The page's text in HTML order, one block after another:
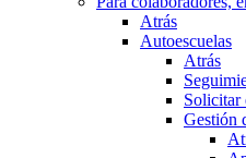
Atrás
Autoescuelas
Atrás
Solicitar
Gestión